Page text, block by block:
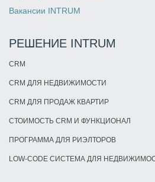
Вакансии INTRUM
РЕШЕНИЕ INTRUM
CRM
CRM ДЛЯ НЕДВИЖИМОСТИ
CRM ДЛЯ ПРОДАЖ КВАРТИР
СТОИМОСТЬ CRM И ФУНКЦИОНАЛ
ПРОГРАММА ДЛЯ РИЭЛТОРОВ
LOW-CODE СИСТЕМА ДЛЯ